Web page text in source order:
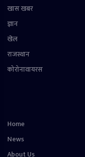
खास खबर
ज्ञान
खेल
राजस्थान
कोरोनावायरस
Home
News
About Us